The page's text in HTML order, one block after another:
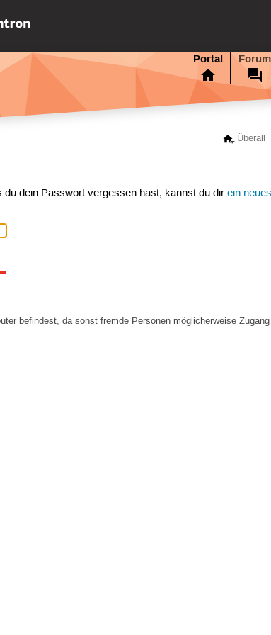
Portal Forum
du dein Passwort vergessen hast, kannst du direin
befindest, da sonst fremde Personen möglicherweise